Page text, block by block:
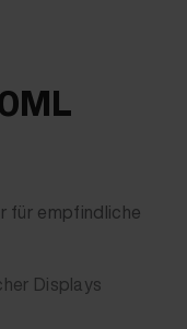
für empfindliche
Displays